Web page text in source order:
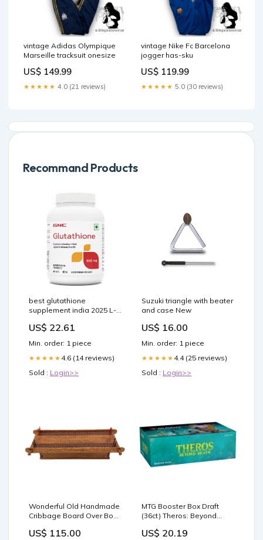
vintage Adidas Olympique
Marseille tracksuit onesize
US$ 149.99
★★★★★ 4.0 (21 reviews)
vintage Nike Fc Barcelona
jogger has-sku
US$ 119.99
★★★★★ 5.0 (30 reviews)
Recommand Products
best glutathione
supplement india 2025 L-
Skin : What You Need to
US$ 22.61
Min. order: 1 piece
★★★★★ 4.6 (14 reviews)
Sold : Login>>
Suzuki triangle with beater
and case New
US$ 16.00
Min. order: 1 piece
★★★★★ 4.4 (25 reviews)
Sold : Login>>
Wonderful Old Handmade
Cribbage Board Over Box
antique shaker mirror
US$ 115.00
MTG Booster Box Draft
(36ct) Theros: Beyond
Sided
US$ 20.19